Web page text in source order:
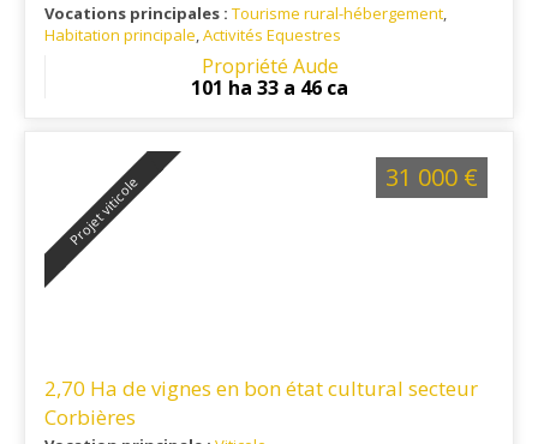
Vocations principales : Tourisme rural-hébergement,
Habitation principale,Activités Equestres
: A 20 minutes de CARCASSONNE et 1 heure du
Propriété Aude
101 ha 33 a 46 ca
Projet viticole
2,70 Ha de vignes en bon état cultural secteur
Corbières
31 000 €